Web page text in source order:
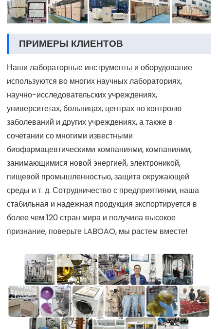
ПРИМЕРЫ КЛИЕНТОВ
Наши лабораторные инструменты и оборудование
используются во многих научных лабораториях,
научно-исследовательских учреждениях,
университетах, больницах, центрах по контролю
заболеваний и других учреждениях, а также в
сочетании со многими известными
биофармацевтическими компаниями, компаниями,
занимающимися новой энергией, электроникой,
пищевой промышленностью, защита окружающей
среды и т. д. Сотрудничество с предприятиями, наша
стабильная и надежная продукция экспортируется в
более чем 120 стран мира и получила высокое
признание, поверьте LABOAO, мы растем вместе!